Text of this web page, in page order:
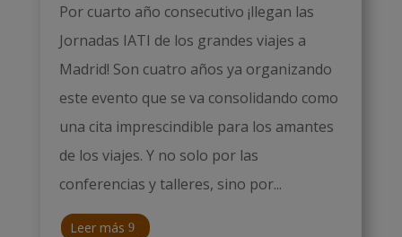
Por cuarto año consecutivo ¡llegan las
Jornadas IATI de los grandes viajes a
Madrid! Son cuatro años ya organizando
este evento que se va consolidando como
una cita imprescindible para los amantes
de los viajes. Y no solo por las
conferencias y talleres, sino por...
Leer más